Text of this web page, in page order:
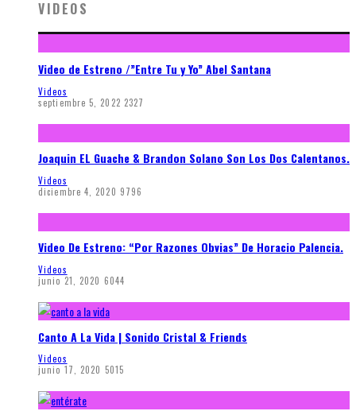
VIDEOS
Video de Estreno /”Entre Tu y Yo” Abel Santana
Videos
septiembre 5, 2022 2327
Joaquin EL Guache & Brandon Solano Son Los Dos Calentanos.
Videos
diciembre 4, 2020 9796
Video De Estreno: “Por Razones Obvias” De Horacio Palencia.
Videos
junio 21, 2020 6044
Canto A La Vida | Sonido Cristal & Friends
Videos
junio 17, 2020 5015